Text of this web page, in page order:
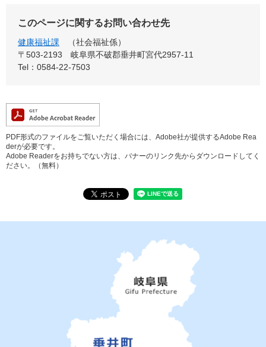
このページに関するお問い合わせ先
健康福祉課
社会福祉係
〒503-2193
岐阜県不破郡垂井町宮代2957-11
Tel：0584-22-7503
PDF形式のファイルをご覧いただく場合には、Adobe社が提供するAdobe Rea
derが必要です。
Adobe Readerをお持ちでない方は、バナーのリンク先からダウンロードしてく
ださい。（無料）